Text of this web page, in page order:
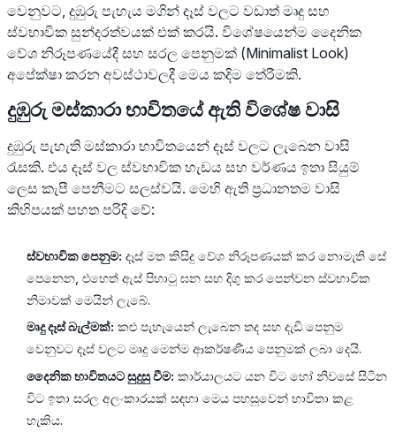
වෙනුවට, දුඹුරු පැහැය මගින් දෑස් වලට වඩාත් මෘදු සහ
ස්වභාවික සුන්දරත්වයක් එක් කරයි. විශේෂයෙන්ම දෛනික
වේශ නිරූපණයේදී සහ සරල පෙනුමක් (Minimalist Look)
අපේක්ෂා කරන අවස්ථාවලදී මෙය කදිම තේරීමකි.
දුඹුරු මස්කාරා භාවිතයේ ඇති විශේෂ වාසි
දුඹුරු පැහැති මස්කාරා භාවිතයෙන් දෑස් වලට ලැබෙන වාසි
රැසකි. එය දෑස් වල ස්වභාවික හැඩය සහ වර්ණය ඉතා සියුම්
ලෙස කැපී පෙනීමට සලස්වයි. මෙහි ඇති ප්‍රධානතම වාසි
කිහිපයක් පහත පරිදි වේ:
ස්වභාවික පෙනුම: දෑස් මත කිසිදු වේශ නිරූපණයක් කර නොමැති සේ
පෙනෙන, එහෙත් ඇස් පිහාටු ඝන සහ දිගු කර පෙන්වන ස්වභාවික
නිමාවක් මෙයින් ලැබේ.
මෘදු දෑස් බැල්මක්: කළු පැහැයෙන් ලැබෙන තද සහ දැඩි පෙනුම
වෙනුවට දෑස් වලට මෘදු මෙන්ම ආකර්ෂණීය පෙනුමක් ලබා දෙයි.
දෛනික භාවිතයට සුදුසු වීම: කාර්යාලයට යන විට හෝ නිවසේ සිටින
විට ඉතා සරල අලංකාරයක් සඳහා මෙය පහසුවෙන් භාවිතා කළ
හැකිය.